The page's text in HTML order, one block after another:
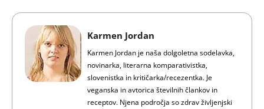
Karmen Jordan
Karmen Jordan je naša dolgoletna sodelavka,
novinarka, literarna komparativistka,
slovenistka in kritičarka/recezentka. Je
veganska in avtorica številnih člankov in
receptov. Njena področja so zdrav življenjski